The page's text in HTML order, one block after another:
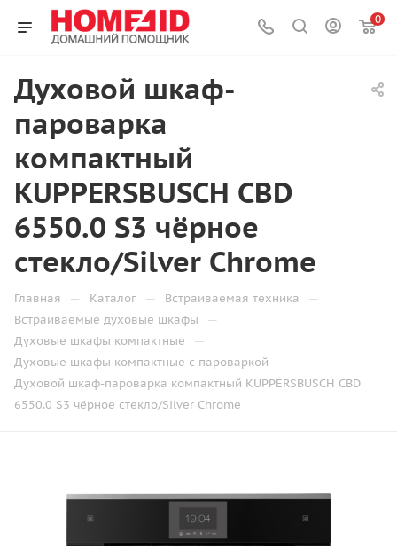
0
Духовой шкаф-
пароварка
компактный
KUPPERSBUSCH CBD
6550.0 S3 чёрное
стекло/Silver Chrome
Главная — Каталог — Встраиваемая техника —
Встраиваемые духовые шкафы —
Духовые шкафы компактные —
Духовые шкафы компактные с пароваркой —
Духовой шкаф-пароварка компактный KUPPERSBUSCH CBD
6550.0 S3 чёрное стекло/Silver Chrome